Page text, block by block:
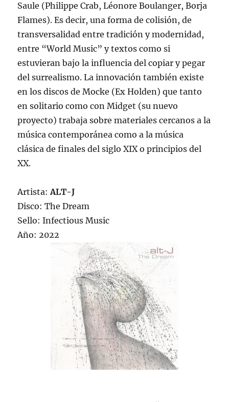
Saule (Philippe Crab, Léonore Boulanger, Borja
Flames). Es decir, una forma de colisión, de
transversalidad entre tradición y modernidad,
entre “World Music” y textos como si
estuvieran bajo la influencia del copiar y pegar
del surrealismo. La innovación también existe
en los discos de Mocke (Ex Holden) que tanto
en solitario como con Midget (su nuevo
proyecto) trabaja sobre materiales cercanos a la
música contemporánea como a la música
clásica de finales del siglo XIX o principios del
XX.
Artista:ALT-J
Disco: The Dream
Sello: Infectious Music
Año: 2022